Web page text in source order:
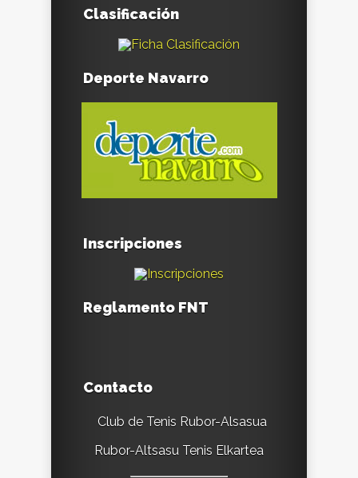
Clasificación
Deporte Navarro
Inscripciones
Reglamento FNT
Contacto
Club de Tenis Rubor-Alsasua
Rubor-Altsasu Tenis Elkartea